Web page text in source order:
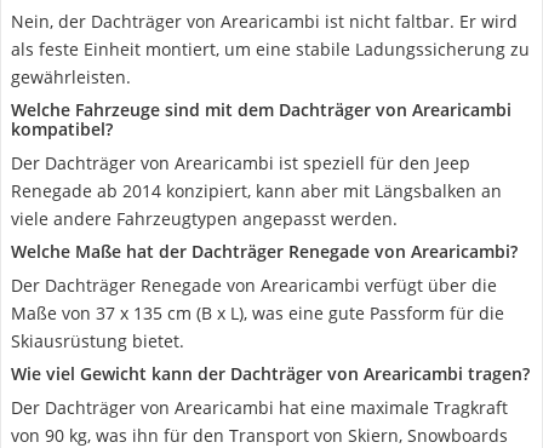
Nein, der Dachträger von Arearicambi ist nicht faltbar. Er wird
als feste Einheit montiert, um eine stabile Ladungssicherung zu
gewährleisten.
Welche Fahrzeuge sind mit dem Dachträger von Arearicambi
kompatibel?
Der Dachträger von Arearicambi ist speziell für den Jeep
Renegade ab 2014 konzipiert, kann aber mit Längsbalken an
viele andere Fahrzeugtypen angepasst werden.
Welche Maße hat der Dachträger Renegade von Arearicambi?
Der Dachträger Renegade von Arearicambi verfügt über die
Maße von 37 x 135 cm (B x L), was eine gute Passform für die
Skiausrüstung bietet.
Wie viel Gewicht kann der Dachträger von Arearicambi tragen?
Der Dachträger von Arearicambi hat eine maximale Tragkraft
von 90 kg, was ihn für den Transport von Skiern, Snowboards